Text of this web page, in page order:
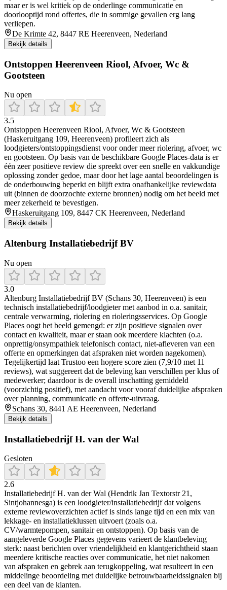
maar er is wel kritiek op de onderlinge communicatie en
doorlooptijd rond offertes, die in sommige gevallen erg lang
verliepen.
De Krimte 42, 8447 RE Heerenveen, Nederland
Bekijk details
Ontstoppen Heerenveen Riool, Afvoer, Wc &
Gootsteen
Nu open
3.5
Ontstoppen Heerenveen Riool, Afvoer, Wc & Gootsteen
(Haskeruitgang 109, Heerenveen) profileert zich als
loodgieters/ontstoppingsdienst voor onder meer riolering, afvoer, wc
en gootsteen. Op basis van de beschikbare Google Places-data is er
één zeer positieve review die spreekt over een snelle en vakkundige
oplossing zonder gedoe, maar door het lage aantal beoordelingen is
de onderbouwing beperkt en blijft extra onafhankelijke reviewdata
uit (binnen de doorzochte externe bronnen) nodig om het beeld met
meer zekerheid te bevestigen.
Haskeruitgang 109, 8447 CK Heerenveen, Nederland
Bekijk details
Altenburg Installatiebedrijf BV
Nu open
3.0
Altenburg Installatiebedrijf BV (Schans 30, Heerenveen) is een
technisch installatiebedrijf/loodgieter met aanbod in o.a. sanitair,
centrale verwarming, riolering en rioleringsservices. Op Google
Places oogt het beeld gemengd: er zijn positieve signalen over
contact en kwaliteit, maar er staan ook meerdere klachten (o.a.
onprettig/onsympathiek telefonisch contact, niet-afleveren van een
offerte en opmerkingen dat afspraken niet worden nagekomen).
Tegelijkertijd laat Trustoo een hogere score zien (7,9/10 met 11
reviews), wat suggereert dat de beleving kan verschillen per klus of
medewerker; daardoor is de overall inschatting gemiddeld
(voorzichtig positief), met aandacht voor vooraf duidelijke afspraken
over planning, communicatie en offerte-uitvraag.
Schans 30, 8441 AE Heerenveen, Nederland
Bekijk details
Installatiebedrijf H. van der Wal
Gesloten
2.6
Installatiebedrijf H. van der Wal (Hendrik Jan Textorstr 21,
Sintjohannesga) is een loodgieter/installatiebedrijf dat volgens
externe reviewoverzichten actief is sinds lange tijd en een mix van
lekkage- en installatieklussen uitvoert (zoals o.a.
CV/warmtepompen, sanitair en ontstoppen). Op basis van de
aangeleverde Google Places gegevens varieert de klantbeleving
sterk: naast berichten over vriendelijkheid en klantgerichtheid staan
meerdere kritische reacties over communicatie, het niet nakomen
van afspraken en gebrek aan terugkoppeling, wat resulteert in een
middelinge beoordeling met duidelijke betrouwbaarheidssignalen bij
een deel van de klanten.